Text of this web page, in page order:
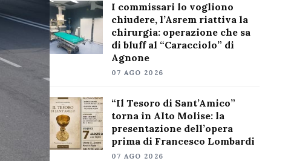
I commissari lo vogliono
chiudere, l’Asrem riattiva la
chirurgia: operazione che sa
di bluff al “Caracciolo” di
Agnone
07 AGO 2026
“Il Tesoro di Sant’Amico”
torna in Alto Molise: la
presentazione dell’opera
prima di Francesco Lombardi
07 AGO 2026